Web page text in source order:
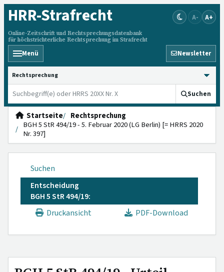
HRR-Strafrecht
Online-Zeitschrift und Rechtsprechungsdatenbank
für höchstrichterliche Rechtsprechung im Strafrecht
A- A+
Menü Newsletter
HRRS durchsuchen
Suchen
Startseite
Rechtsprechung
BGH 5 StR 494/19 - 5. Februar 2020 (LG Berlin) [= HRRS 2020
Nr. 397]
Suchen
Entscheidung
BGH 5 StR 494/19:
Druckansicht
PDF-Download